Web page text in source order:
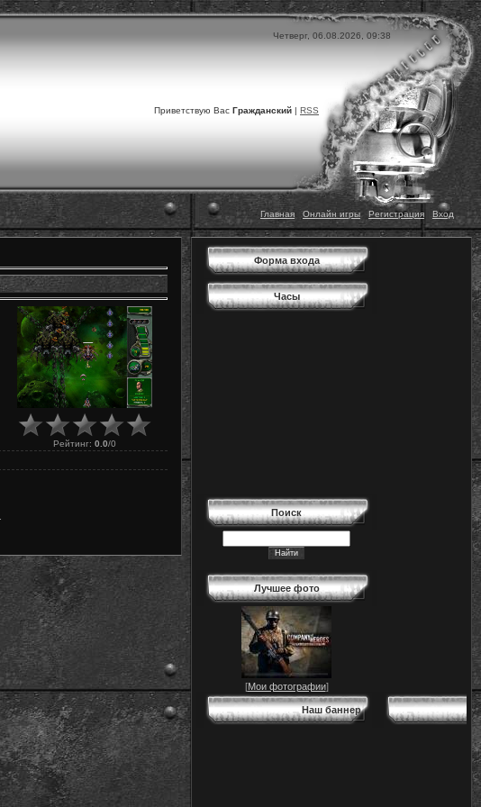
Четверг, 06.08.2026, 09:38
Приветствую Вас Гражданский | RSS
Главная Онлайн игры Регистрация Вход
Рейтинг: 0.0/0
Форма входа
Часы
Поиск
Лучшее фото
[Мои фотографии]
Наш баннер